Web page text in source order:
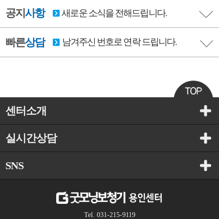
공지사항 새로운 소식을 전해드립니다.
빠른상담 남겨주신 번호로 연락 드립니다.
센터소개
실시간상담
SNS
Tel. 031-215-9119